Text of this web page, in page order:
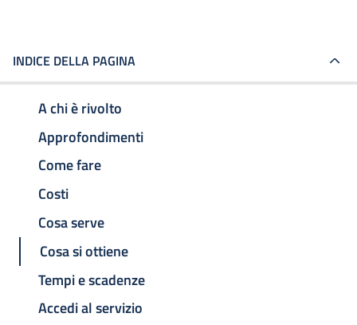
INDICE DELLA PAGINA
A chi è rivolto
Approfondimenti
Come fare
Costi
Cosa serve
Cosa si ottiene
Tempi e scadenze
Accedi al servizio